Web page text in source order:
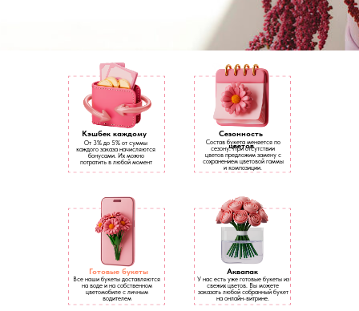
От 3% до 5% от суммы
каждого заказа начисляются
бонусами. Их можно
потратить в любой момент
Кэшбек каждому
Состав букета меняется по
сезону. При отсутствии
цветов предложим замену с
сохранением цветовой гаммы
и композиции.
Сезонность
цветов
Готовые букеты
Все наши букеты доставляются
на воде и на собственном
цветомобиле с личным
водителем
У нас есть уже готовые букеты из
свежих цветов. Вы можете
заказать любой собранный букет
на онлайн-витрине.
Аквапак